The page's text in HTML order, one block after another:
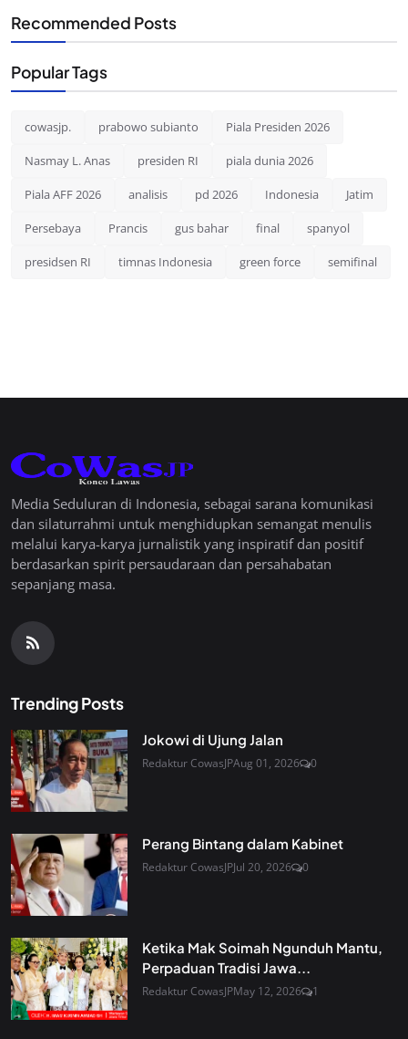
Recommended Posts
Popular Tags
cowasjp. prabowo subianto Piala Presiden 2026
Nasmay L. Anas presiden RI piala dunia 2026
Piala AFF 2026 analisis pd 2026 Indonesia Jatim
Persebaya Prancis gus bahar final spanyol
presidsen RI timnas Indonesia green force semifinal
Media Seduluran di Indonesia, sebagai sarana komunikasi
dan silaturrahmi untuk menghidupkan semangat menulis
melalui karya-karya jurnalistik yang inspiratif dan positif
berdasarkan spirit persaudaraan dan persahabatan
sepanjang masa.
Trending Posts
Jokowi di Ujung Jalan
Redaktur CowasJPAug 01, 2026 0
Perang Bintang dalam Kabinet
Redaktur CowasJPJul 20, 2026 0
Ketika Mak Soimah Ngunduh Mantu,
Perpaduan Tradisi Jawa...
Redaktur CowasJPMay 12, 2026 1